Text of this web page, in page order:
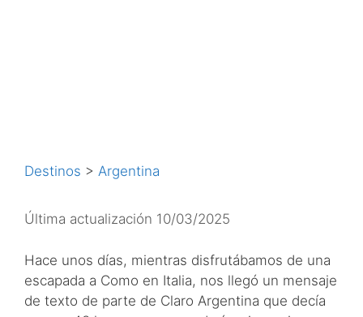
Destinos > Argentina
Última actualización 10/03/2025
Hace unos días, mientras disfrutábamos de una
escapada a Como en Italia, nos llegó un mensaje
de texto de parte de Claro Argentina que decía